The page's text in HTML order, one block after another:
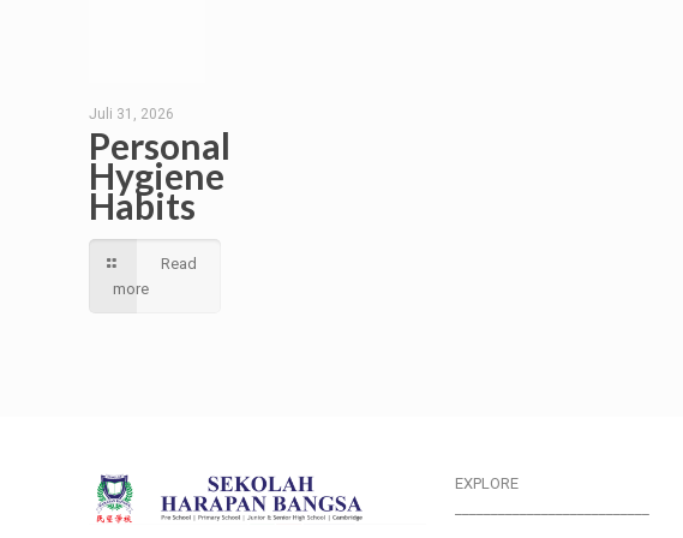
Juli 31, 2026
Personal
Hygiene
Habits
Read
more
EXPLORE